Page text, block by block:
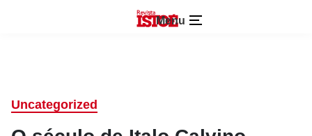
Menu
Uncategorized